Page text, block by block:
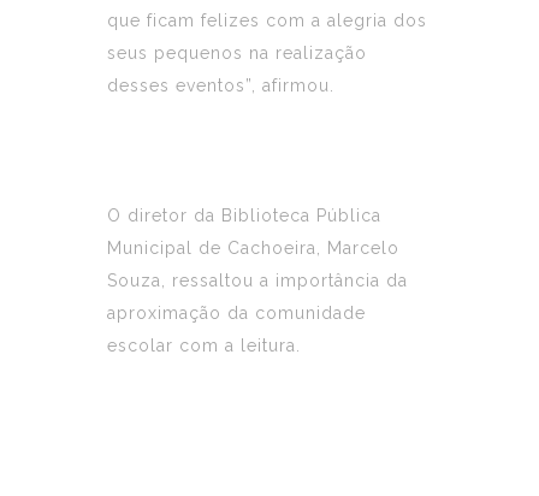
que ficam felizes com a alegria dos
seus pequenos na realização
desses eventos”, afirmou.
O diretor da Biblioteca Pública
Municipal de Cachoeira, Marcelo
Souza, ressaltou a importância da
aproximação da comunidade
escolar com a leitura.